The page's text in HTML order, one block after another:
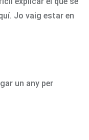
Jo vaig estar en
un any per